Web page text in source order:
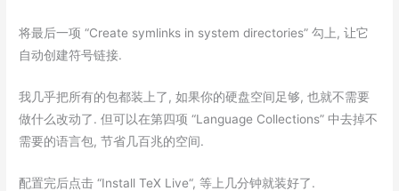
将最后一项 “Create symlinks in system directories” 勾上, 让它
自动创建符号链接.
我几乎把所有的包都装上了, 如果你的硬盘空间足够, 也就不需要
做什么改动了. 但可以在第四项 “Language Collections” 中去掉不
需要的语言包, 节省几百兆的空间.
配置完后点击 “Install TeX Live“, 等上几分钟就装好了.